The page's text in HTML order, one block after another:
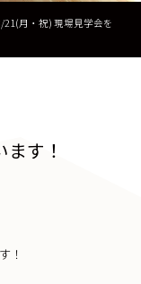
21(月・祝) 現場見学会を
す！
！